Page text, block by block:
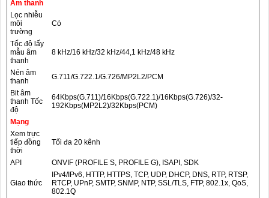
Âm thanh
Lọc nhiễu
môi
trường
Có
Tốc độ lấy
mẫu âm
thanh
8 kHz/16 kHz/32 kHz/44,1 kHz/48 kHz
Nén âm
thanh
G.711/G.722.1/G.726/MP2L2/PCM
Bit âm
thanh Tốc
độ
64Kbps(G.711)/16Kbps(G.722.1)/16Kbps(G.726)/32-
192Kbps(MP2L2)/32Kbps(PCM)
Mạng
Xem trực
tiếp đồng
thời
Tối đa 20 kênh
API ONVIF (PROFILE S, PROFILE G), ISAPI, SDK
Giao thức
IPv4/IPv6, HTTP, HTTPS, TCP, UDP, DHCP, DNS, RTP, RTSP,
RTCP, UPnP, SMTP, SNMP, NTP, SSL/TLS, FTP, 802.1x, QoS,
802.1Q